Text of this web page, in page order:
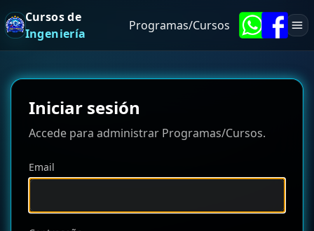
Cursos de
Ingeniería
Programas/Cursos
Iniciar sesión
Accede para administrar Programas/Cursos.
Email